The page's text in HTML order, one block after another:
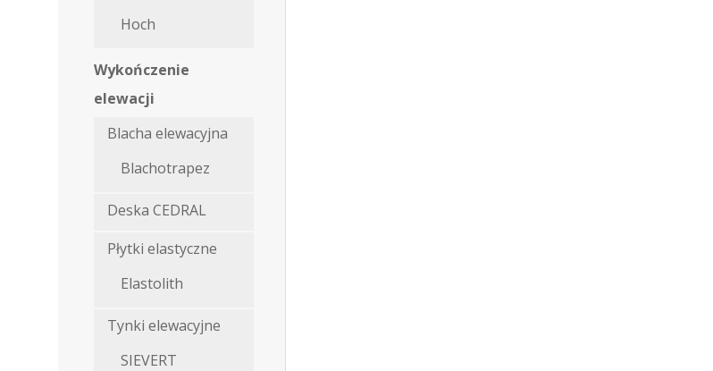
Hoch
Wykończenie
elewacji
Blacha elewacyjna
Blachotrapez
Deska CEDRAL
Płytki elastyczne
Elastolith
Tynki elewacyjne
SIEVERT